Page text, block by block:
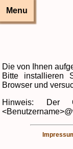
Menu
Die von Ihnen
Bitte installieren
Browser und
Hinweis: Der